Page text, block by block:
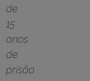
de
15
anos
de
prisão